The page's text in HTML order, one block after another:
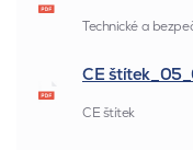
Technické a
CE
CE štítek